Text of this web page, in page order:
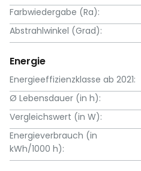
Farbwiedergabe (Ra):
Abstrahlwinkel (Grad):
Energie
Energieeffizienzklasse ab 2021:
Ø Lebensdauer (in h):
Vergleichswert (in W):
Energieverbrauch (in
kWh/1000 h):